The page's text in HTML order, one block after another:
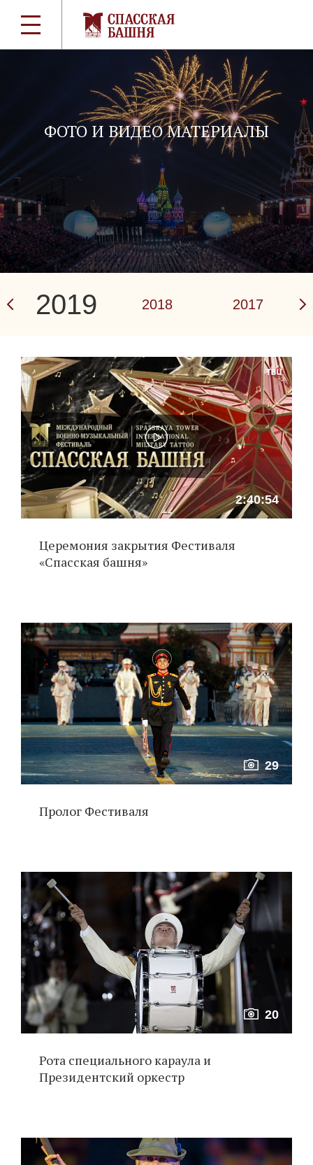
ФОТО И ВИДЕО МАТЕРИАЛЫ
2019 2018 2017
2:40:54
Церемония закрытия Фестиваля
«Спасская башня»
29
Пролог Фестиваля
20
Рота специального караула и
Президентский оркестр